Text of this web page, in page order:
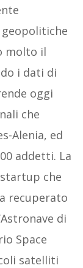
molto il
i dati di
oggi
che
Alenia, ed
addetti. La
che
recuperato
di
Space
satelliti